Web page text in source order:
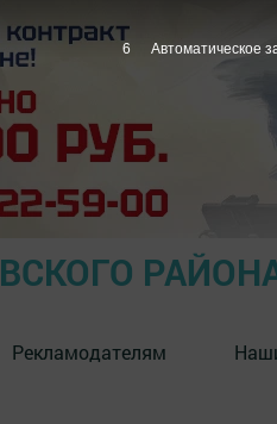
Рекламодателям
5 Автоматическое